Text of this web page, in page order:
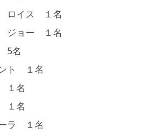
ロイス １名
ジョー １名
5名
ト １名
１名
１名
ラ １名